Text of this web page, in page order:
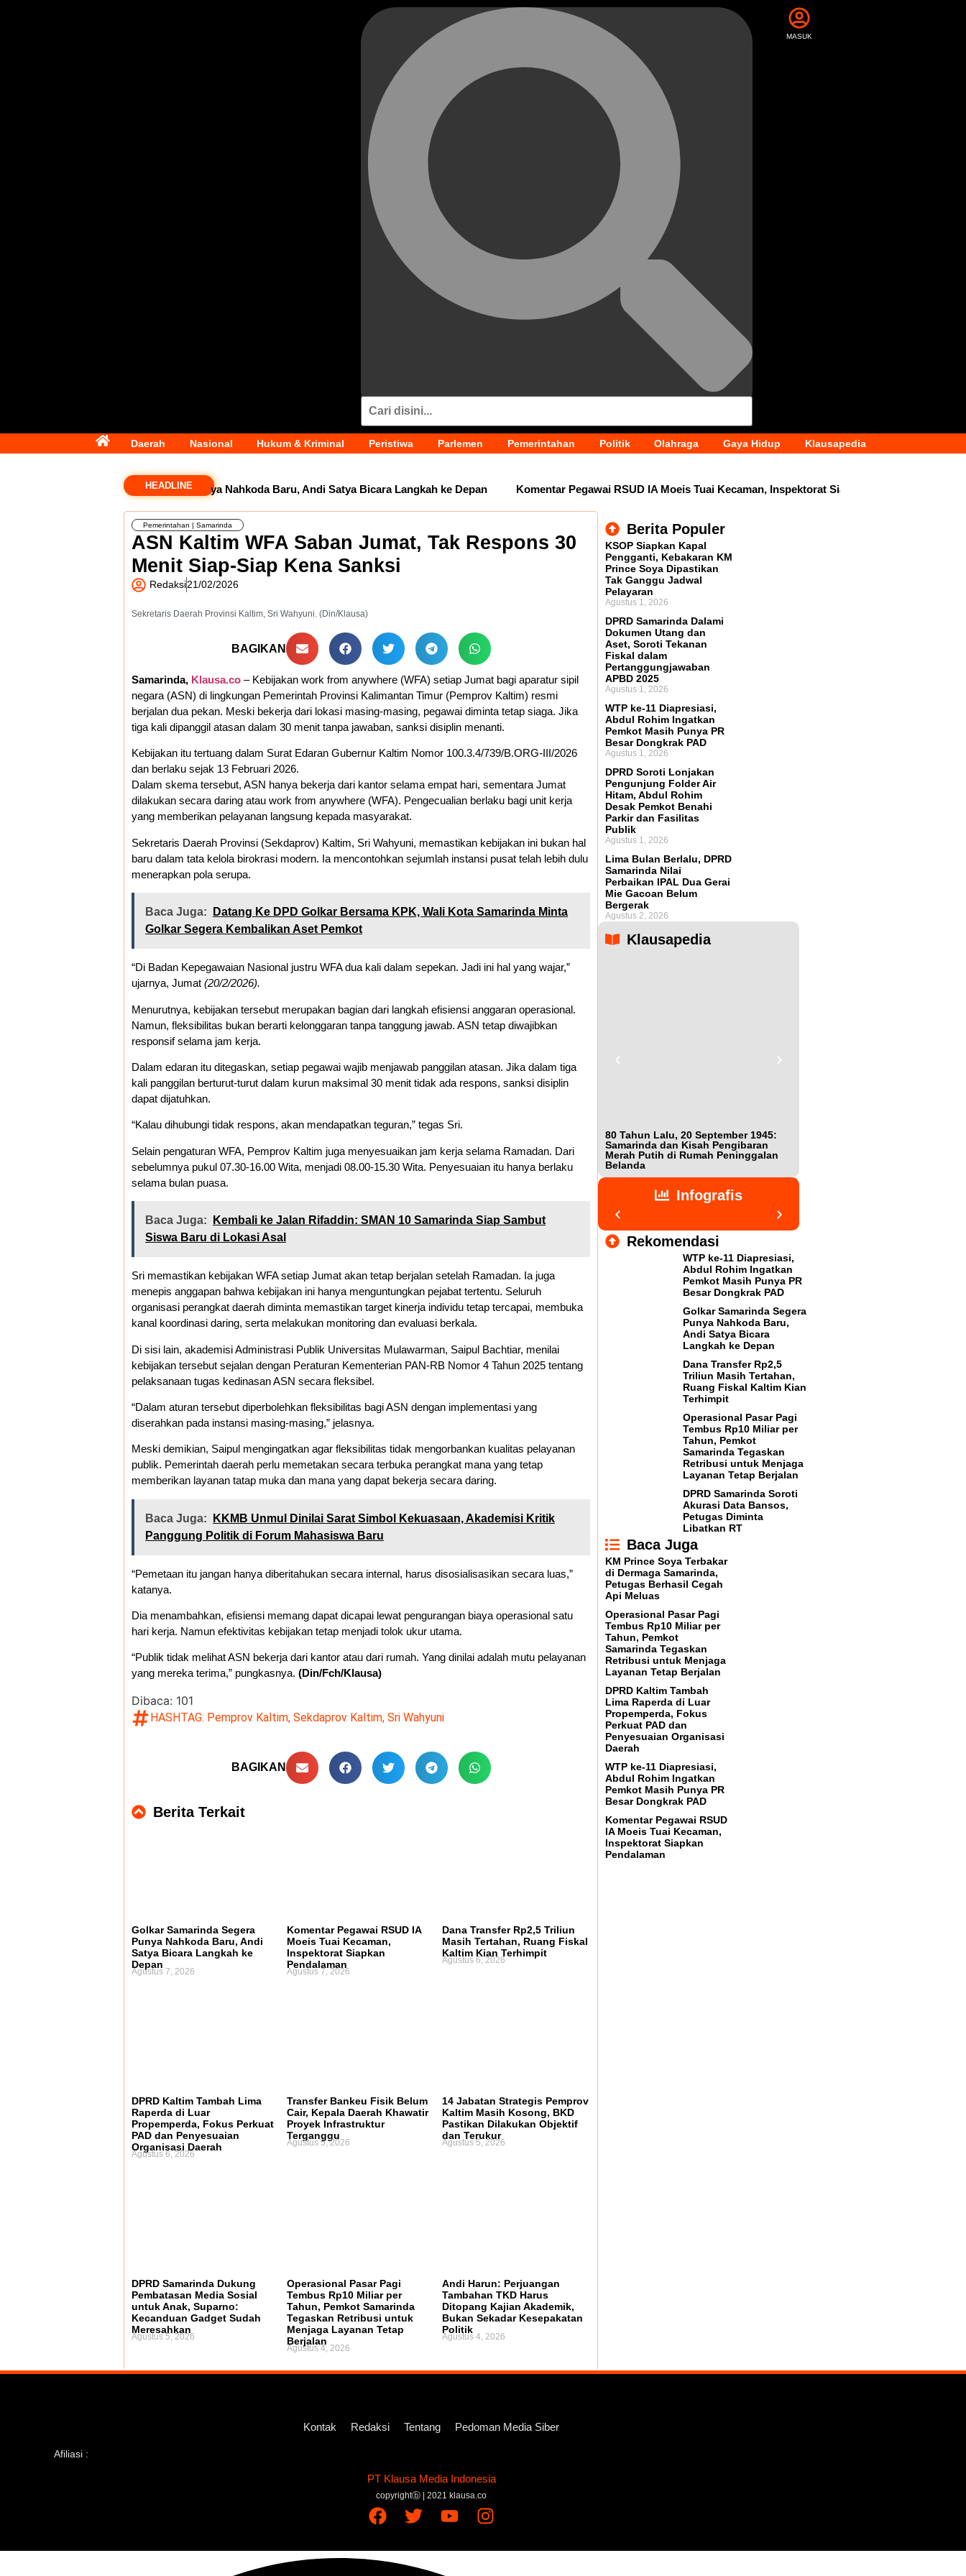
MASUK
Daerah Nasional Hukum & Kriminal Peristiwa Parlemen Pemerintahan Politik Olahraga Gaya Hidup Klausapedia
HEADLINE
Golkar Samarinda Segera Punya Nahkoda Baru, Andi Satya Bicara Langkah ke Depan Komentar Pegawai RSUD IA Moeis Tuai Kecaman, Inspektorat Siapkan Pendalaman
Pemerintahan | Samarinda
ASN Kaltim WFA Saban Jumat, Tak Respons 30
Menit Siap-Siap Kena Sanksi
Redaksi21/02/2026
Sekretaris Daerah Provinsi Kaltim, Sri Wahyuni. (Din/Klausa)
BAGIKAN
Samarinda, Klausa.co – Kebijakan work from anywhere (WFA) setiap Jumat bagi aparatur sipil
negara (ASN) di lingkungan Pemerintah Provinsi Kalimantan Timur (Pemprov Kaltim) resmi
berjalan dua pekan. Meski bekerja dari lokasi masing-masing, pegawai diminta tetap siaga. Jika
tiga kali dipanggil atasan dalam 30 menit tanpa jawaban, sanksi disiplin menanti.
Kebijakan itu tertuang dalam Surat Edaran Gubernur Kaltim Nomor 100.3.4/739/B.ORG-III/2026
dan berlaku sejak 13 Februari 2026.
Dalam skema tersebut, ASN hanya bekerja dari kantor selama empat hari, sementara Jumat
dilakukan secara daring atau work from anywhere (WFA). Pengecualian berlaku bagi unit kerja
yang memberikan pelayanan langsung kepada masyarakat.
Sekretaris Daerah Provinsi (Sekdaprov) Kaltim, Sri Wahyuni, memastikan kebijakan ini bukan hal
baru dalam tata kelola birokrasi modern. Ia mencontohkan sejumlah instansi pusat telah lebih dulu
menerapkan pola serupa.
Baca Juga:
Datang Ke DPD Golkar Bersama KPK, Wali Kota Samarinda Minta
Golkar Segera Kembalikan Aset Pemkot
“Di Badan Kepegawaian Nasional justru WFA dua kali dalam sepekan. Jadi ini hal yang wajar,”
ujarnya, Jumat (20/2/2026).
Menurutnya, kebijakan tersebut merupakan bagian dari langkah efisiensi anggaran operasional.
Namun, fleksibilitas bukan berarti kelonggaran tanpa tanggung jawab. ASN tetap diwajibkan
responsif selama jam kerja.
Dalam edaran itu ditegaskan, setiap pegawai wajib menjawab panggilan atasan. Jika dalam tiga
kali panggilan berturut-turut dalam kurun maksimal 30 menit tidak ada respons, sanksi disiplin
dapat dijatuhkan.
“Kalau dihubungi tidak respons, akan mendapatkan teguran,” tegas Sri.
Selain pengaturan WFA, Pemprov Kaltim juga menyesuaikan jam kerja selama Ramadan. Dari
sebelumnya pukul 07.30-16.00 Wita, menjadi 08.00-15.30 Wita. Penyesuaian itu hanya berlaku
selama bulan puasa.
Baca Juga:
Kembali ke Jalan Rifaddin: SMAN 10 Samarinda Siap Sambut
Siswa Baru di Lokasi Asal
Sri memastikan kebijakan WFA setiap Jumat akan tetap berjalan setelah Ramadan. Ia juga
menepis anggapan bahwa kebijakan ini hanya menguntungkan pejabat tertentu. Seluruh
organisasi perangkat daerah diminta memastikan target kinerja individu tetap tercapai, membuka
kanal koordinasi daring, serta melakukan monitoring dan evaluasi berkala.
Di sisi lain, akademisi Administrasi Publik Universitas Mulawarman, Saipul Bachtiar, menilai
kebijakan tersebut sejalan dengan Peraturan Kementerian PAN-RB Nomor 4 Tahun 2025 tentang
pelaksanaan tugas kedinasan ASN secara fleksibel.
“Dalam aturan tersebut diperbolehkan fleksibilitas bagi ASN dengan implementasi yang
diserahkan pada instansi masing-masing,” jelasnya.
Meski demikian, Saipul mengingatkan agar fleksibilitas tidak mengorbankan kualitas pelayanan
publik. Pemerintah daerah perlu memetakan secara terbuka perangkat mana yang tetap
memberikan layanan tatap muka dan mana yang dapat bekerja secara daring.
Baca Juga:
KKMB Unmul Dinilai Sarat Simbol Kekuasaan, Akademisi Kritik
Panggung Politik di Forum Mahasiswa Baru
“Pemetaan itu jangan hanya diberitahukan secara internal, harus disosialisasikan secara luas,”
katanya.
Dia menambahkan, efisiensi memang dapat dicapai lewat pengurangan biaya operasional satu
hari kerja. Namun efektivitas kebijakan tetap menjadi tolok ukur utama.
“Publik tidak melihat ASN bekerja dari kantor atau dari rumah. Yang dinilai adalah mutu pelayanan
yang mereka terima,” pungkasnya. (Din/Fch/Klausa)
Dibaca: 101
HASHTAG: Pemprov Kaltim, Sekdaprov Kaltim, Sri Wahyuni
BAGIKAN
Berita Terkait
Golkar Samarinda Segera
Punya Nahkoda Baru, Andi
Satya Bicara Langkah ke
Depan
Agustus 7, 2026
Komentar Pegawai RSUD IA
Moeis Tuai Kecaman,
Inspektorat Siapkan
Pendalaman
Agustus 7, 2026
Dana Transfer Rp2,5 Triliun
Masih Tertahan, Ruang Fiskal
Kaltim Kian Terhimpit
Agustus 6, 2026
DPRD Kaltim Tambah Lima
Raperda di Luar
Propemperda, Fokus Perkuat
PAD dan Penyesuaian
Organisasi Daerah
Agustus 6, 2026
Transfer Bankeu Fisik Belum
Cair, Kepala Daerah Khawatir
Proyek Infrastruktur
Terganggu
Agustus 5, 2026
14 Jabatan Strategis Pemprov
Kaltim Masih Kosong, BKD
Pastikan Dilakukan Objektif
dan Terukur
Agustus 5, 2026
DPRD Samarinda Dukung
Pembatasan Media Sosial
untuk Anak, Suparno:
Kecanduan Gadget Sudah
Meresahkan
Agustus 5, 2026
Operasional Pasar Pagi
Tembus Rp10 Miliar per
Tahun, Pemkot Samarinda
Tegaskan Retribusi untuk
Menjaga Layanan Tetap
Berjalan
Agustus 4, 2026
Andi Harun: Perjuangan
Tambahan TKD Harus
Ditopang Kajian Akademik,
Bukan Sekadar Kesepakatan
Politik
Agustus 4, 2026
Berita Populer
KSOP Siapkan Kapal
Pengganti, Kebakaran KM
Prince Soya Dipastikan
Tak Ganggu Jadwal
Pelayaran
Agustus 1, 2026
DPRD Samarinda Dalami
Dokumen Utang dan
Aset, Soroti Tekanan
Fiskal dalam
Pertanggungjawaban
APBD 2025
Agustus 1, 2026
WTP ke-11 Diapresiasi,
Abdul Rohim Ingatkan
Pemkot Masih Punya PR
Besar Dongkrak PAD
Agustus 1, 2026
DPRD Soroti Lonjakan
Pengunjung Folder Air
Hitam, Abdul Rohim
Desak Pemkot Benahi
Parkir dan Fasilitas
Publik
Agustus 1, 2026
Lima Bulan Berlalu, DPRD
Samarinda Nilai
Perbaikan IPAL Dua Gerai
Mie Gacoan Belum
Bergerak
Agustus 2, 2026
Klausapedia
80 Tahun Lalu, 20 September 1945:
Samarinda dan Kisah Pengibaran
Merah Putih di Rumah Peninggalan
Belanda
Infografis
Rekomendasi
WTP ke-11 Diapresiasi,
Abdul Rohim Ingatkan
Pemkot Masih Punya PR
Besar Dongkrak PAD
Golkar Samarinda Segera
Punya Nahkoda Baru,
Andi Satya Bicara
Langkah ke Depan
Dana Transfer Rp2,5
Triliun Masih Tertahan,
Ruang Fiskal Kaltim Kian
Terhimpit
Operasional Pasar Pagi
Tembus Rp10 Miliar per
Tahun, Pemkot
Samarinda Tegaskan
Retribusi untuk Menjaga
Layanan Tetap Berjalan
DPRD Samarinda Soroti
Akurasi Data Bansos,
Petugas Diminta
Libatkan RT
Baca Juga
KM Prince Soya Terbakar
di Dermaga Samarinda,
Petugas Berhasil Cegah
Api Meluas
Operasional Pasar Pagi
Tembus Rp10 Miliar per
Tahun, Pemkot
Samarinda Tegaskan
Retribusi untuk Menjaga
Layanan Tetap Berjalan
DPRD Kaltim Tambah
Lima Raperda di Luar
Propemperda, Fokus
Perkuat PAD dan
Penyesuaian Organisasi
Daerah
WTP ke-11 Diapresiasi,
Abdul Rohim Ingatkan
Pemkot Masih Punya PR
Besar Dongkrak PAD
Komentar Pegawai RSUD
IA Moeis Tuai Kecaman,
Inspektorat Siapkan
Pendalaman
Kontak Redaksi Tentang Pedoman Media Siber
Afiliasi :
PT Klausa Media Indonesia
copyrightⓑ | 2021 klausa.co